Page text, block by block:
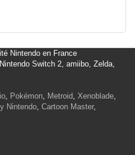
Nintendo en France
Switch 2, amiibo, Zelda,
, Pokémon, Metroid, Xenoblade,
Nintendo, Cartoon Master,